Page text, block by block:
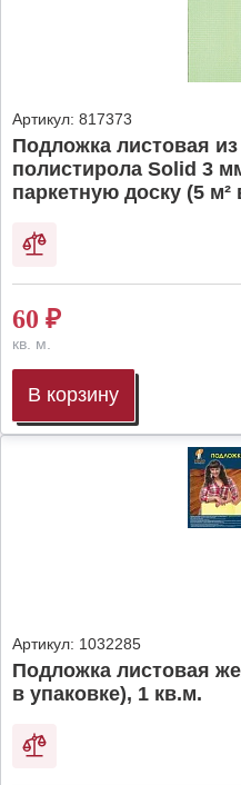
Артикул: 817373
Подложка листовая
полистирола Solid 3
паркетную доску (5 м²
60 ₽
кв. м.
В корзину
Артикул: 1032285
Подложка листовая
в упаковке), 1 кв.м.